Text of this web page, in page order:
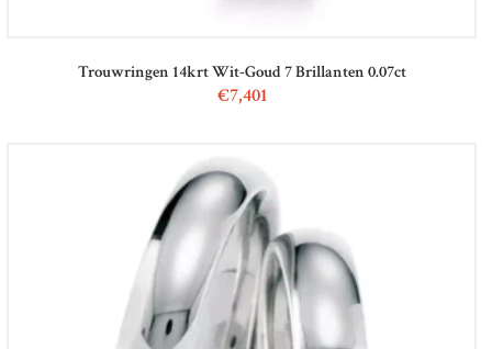
Trouwringen 14krt Wit-Goud 7 Brillanten 0.07ct
€7,401